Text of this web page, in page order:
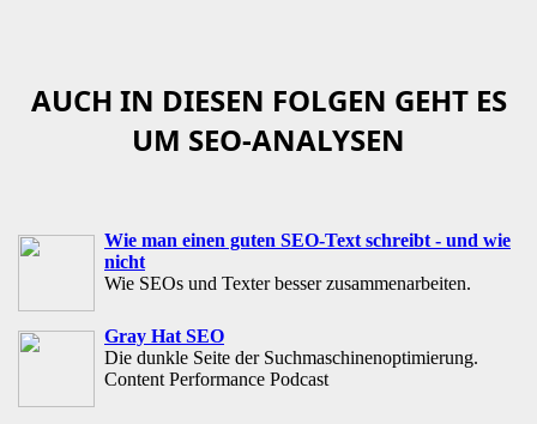
AUCH IN DIESEN FOLGEN GEHT ES
UM SEO-ANALYSEN
Wie man einen guten SEO-Text schreibt - und wie
nicht
Wie SEOs und Texter besser zusammenarbeiten.
Gray Hat SEO
Die dunkle Seite der Suchmaschinenoptimierung.
Content Performance Podcast